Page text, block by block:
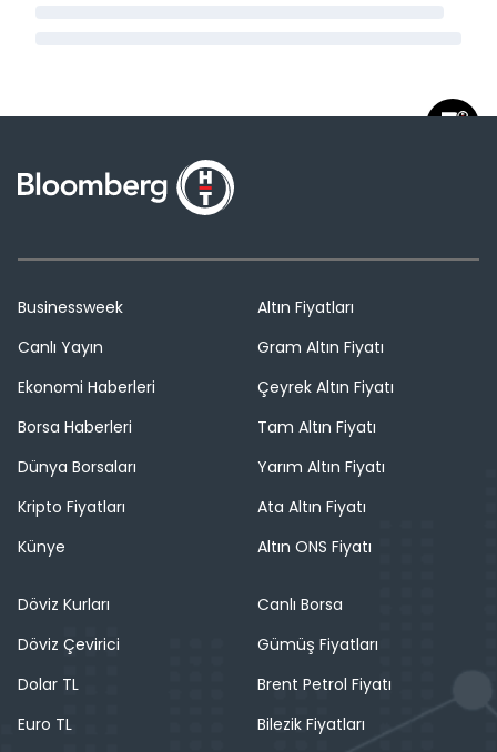
Businessweek
Canlı Yayın
Ekonomi Haberleri
Borsa Haberleri
Dünya Borsaları
Kripto Fiyatları
Künye
Altın Fiyatları
Gram Altın Fiyatı
Çeyrek Altın Fiyatı
Tam Altın Fiyatı
Yarım Altın Fiyatı
Ata Altın Fiyatı
Altın ONS Fiyatı
Döviz Kurları
Döviz Çevirici
Dolar TL
Euro TL
Canlı Borsa
Gümüş Fiyatları
Brent Petrol Fiyatı
Bilezik Fiyatları